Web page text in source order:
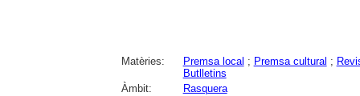
Matèries: Premsa local ; Premsa cultural ;
Butlletins
Àmbit:
Rasquera